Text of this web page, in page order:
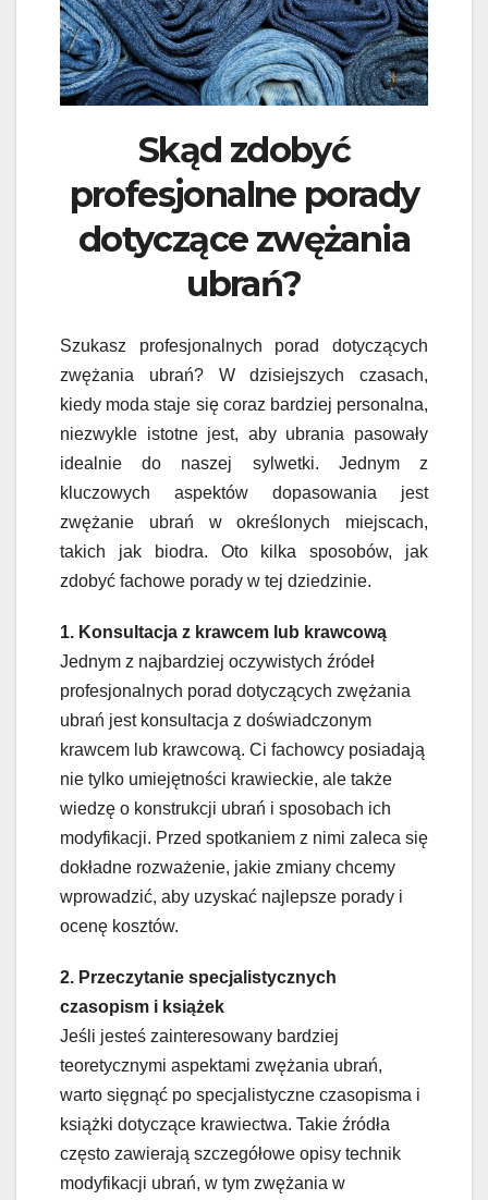
Skąd zdobyć
profesjonalne porady
dotyczące zwężania
ubrań?
Szukasz profesjonalnych porad dotyczących
zwężania ubrań? W dzisiejszych czasach,
kiedy moda staje się coraz bardziej personalna,
niezwykle istotne jest, aby ubrania pasowały
idealnie do naszej sylwetki. Jednym z
kluczowych aspektów dopasowania jest
zwężanie ubrań w określonych miejscach,
takich jak biodra. Oto kilka sposobów, jak
zdobyć fachowe porady w tej dziedzinie.
1. Konsultacja z krawcem lub krawcową
Jednym z najbardziej oczywistych źródeł
profesjonalnych porad dotyczących zwężania
ubrań jest konsultacja z doświadczonym
krawcem lub krawcową. Ci fachowcy posiadają
nie tylko umiejętności krawieckie, ale także
wiedzę o konstrukcji ubrań i sposobach ich
modyfikacji. Przed spotkaniem z nimi zaleca się
dokładne rozważenie, jakie zmiany chcemy
wprowadzić, aby uzyskać najlepsze porady i
ocenę kosztów.
2. Przeczytanie specjalistycznych
czasopism i książek
Jeśli jesteś zainteresowany bardziej
teoretycznymi aspektami zwężania ubrań,
warto sięgnąć po specjalistyczne czasopisma i
książki dotyczące krawiectwa. Takie źródła
często zawierają szczegółowe opisy technik
modyfikacji ubrań, w tym zwężania w